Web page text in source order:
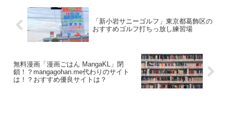
「新小岩サニーゴルフ」東京都葛飾区の
おすすめゴルフ打ちっ放し練習場
無料漫画「漫画ごはん MangaKL」閉
鎖！？mangagohan.me代わりのサイト
は！？おすすめ優良サイトは？